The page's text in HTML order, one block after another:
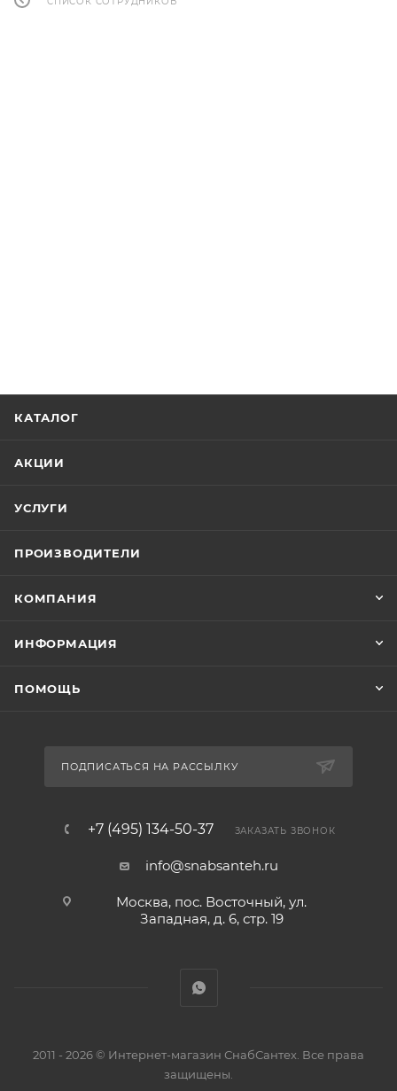
КАТАЛОГ
АКЦИИ
УСЛУГИ
ПРОИЗВОДИТЕЛИ
КОМПАНИЯ
ИНФОРМАЦИЯ
ПОМОЩЬ
ПОДПИСАТЬСЯ НА РАССЫЛКУ
+7 (495) 134-50-37 ЗАКАЗАТЬ ЗВОНОК
info@snabsanteh.ru
Москва, пос. Восточный, ул.
Западная, д. 6, стр. 19
2011 - 2026 © Интернет-магазин СнабСантех. Все права
защищены.